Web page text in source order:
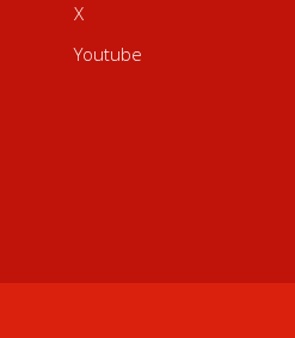
X
Youtube